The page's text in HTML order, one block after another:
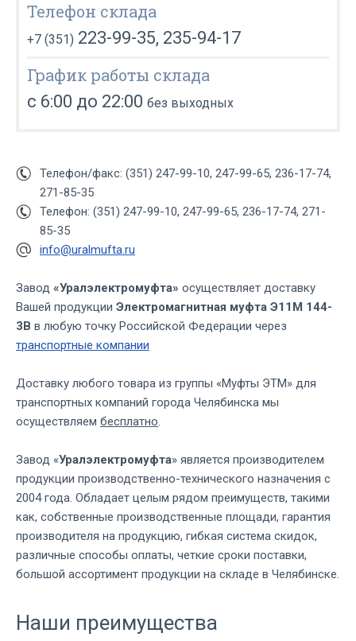
Телефон склада
+7 (351) 223-99-35, 235-94-17
График работы склада
с 6:00 до 22:00 без выходных
Телефон/факс: (351) 247-99-10, 247-99-65, 236-17-74,
271-85-35
Телефон: (351) 247-99-10, 247-99-65, 236-17-74, 271-
85-35
info@uralmufta.ru
Завод «Уралэлектромуфта» осуществляет доставку
Вашей продукции Электромагнитная муфта Э11М 144-
3В в любую точку Российской Федерации через
транспортные компании
Доставку любого товара из группы «Муфты ЭТМ» для
транспортных компаний города Челябинска мы
осуществляем бесплатно.
Завод «Уралэлектромуфта» является производителем
продукции производственно-технического назначения с
2004 года. Обладает целым рядом преимуществ, такими
как, собственные производственные площади, гарантия
производителя на продукцию, гибкая система скидок,
различные способы оплаты, четкие сроки поставки,
большой ассортимент продукции на складе в Челябинске.
Наши преимущества